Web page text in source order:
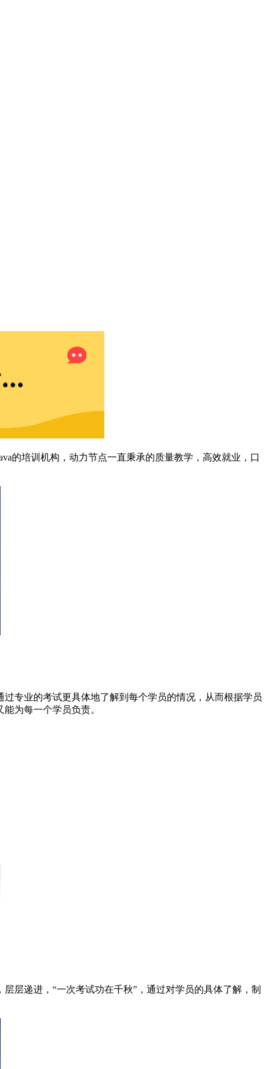
的培训机构，动力节点一直秉承的质量教学，高效就业，口
专业的考试更具体地了解到每个学员的情况，从而根据学员
为每一个学员负责。
层递进，“一次考试功在千秋”，通过对学员的具体了解，制